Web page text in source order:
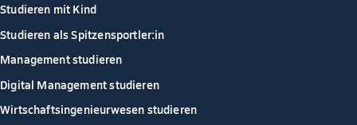
Studieren mit Kind
Studieren als Spitzensportler:in
Management studieren
Digital Management studieren
Wirtschaftsingenieurwesen studieren